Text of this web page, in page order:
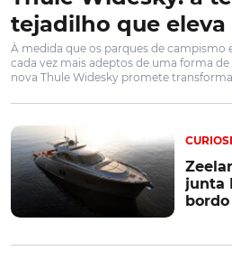
tejadilho que
À medida que os parques de campismo
cada vez mais adeptos de uma forma
nova Thule Widesky promete
segundos, materiais premium e
junta
bordo